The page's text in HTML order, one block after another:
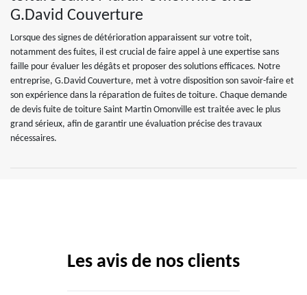
G.David Couverture
Lorsque des signes de détérioration apparaissent sur votre toit,
notamment des fuites, il est crucial de faire appel à une expertise sans
faille pour évaluer les dégâts et proposer des solutions efficaces. Notre
entreprise, G.David Couverture, met à votre disposition son savoir-faire et
son expérience dans la réparation de fuites de toiture. Chaque demande
de devis fuite de toiture Saint Martin Omonville est traitée avec le plus
grand sérieux, afin de garantir une évaluation précise des travaux
nécessaires.
Les avis de nos clients